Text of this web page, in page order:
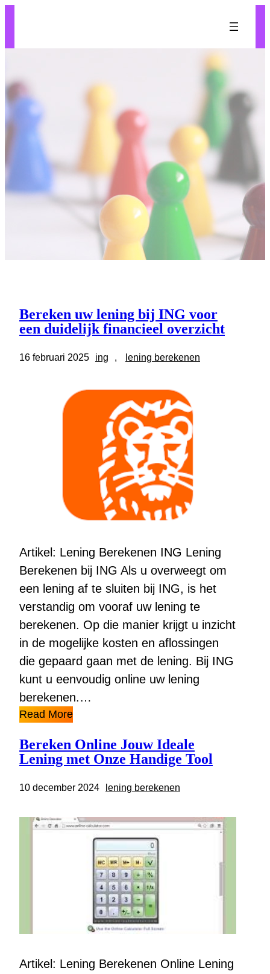
Bereken uw lening bij ING voor
een duidelijk financieel overzicht
16 februari 2025 ing , lening berekenen
Artikel: Lening Berekenen ING Lening
Berekenen bij ING Als u overweegt om
een lening af te sluiten bij ING, is het
verstandig om vooraf uw lening te
berekenen. Op die manier krijgt u inzicht
in de mogelijke kosten en aflossingen
die gepaard gaan met de lening. Bij ING
kunt u eenvoudig online uw lening
berekenen.…
Read More
Bereken Online Jouw Ideale
Lening met Onze Handige Tool
10 december 2024 lening berekenen
Artikel: Lening Berekenen Online Lening